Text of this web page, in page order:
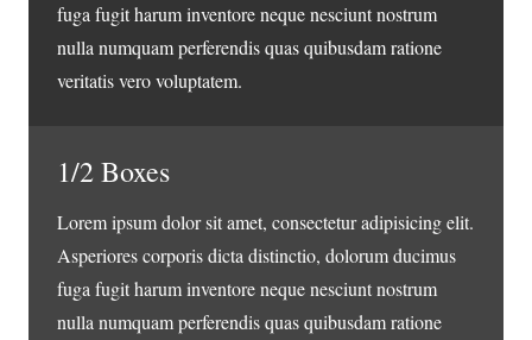
fuga fugit harum inventore neque nesciunt nostrum
nulla numquam perferendis quas quibusdam ratione
veritatis vero voluptatem.
1/2 Boxes
Lorem ipsum dolor sit amet, consectetur adipisicing elit.
Asperiores corporis dicta distinctio, dolorum ducimus
fuga fugit harum inventore neque nesciunt nostrum
nulla numquam perferendis quas quibusdam ratione